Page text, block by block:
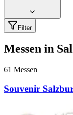
Filter
Messen in
61 Messen
Souvenir